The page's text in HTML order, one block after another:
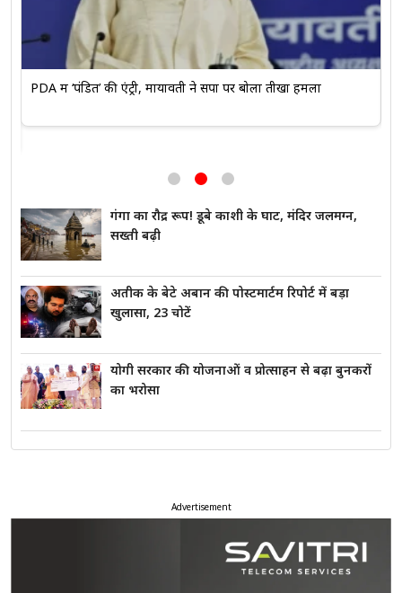
यूपी चुनाव में सपा-कांग्रेस गठबंधन पर तेज हुई राजनीतिक हलचल
गंगा का रौद्र रूप! डूबे काशी के घाट, मंदिर जलमग्न,
सख्ती बढ़ी
अतीक के बेटे अबान की पोस्टमार्टम रिपोर्ट में बड़ा
खुलासा, 23 चोटें
योगी सरकार की योजनाओं व प्रोत्साहन से बढ़ा बुनकरों
का भरोसा
Advertisement